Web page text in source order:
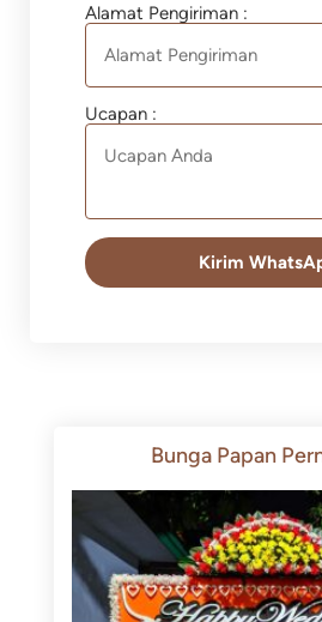
Alamat Pengiriman :
Ucapan :
Kirim
Bunga Papan